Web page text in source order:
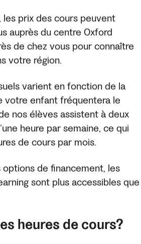
les prix des cours peuvent
auprès du centre Oxford
de chez vous pour connaître
votre région.
varient en fonction de la
votre enfant fréquentera le
nos élèves assistent à deux
heure par semaine, ce qui
de cours par mois.
options de financement, les
sont plus accessibles que
heures de cours?